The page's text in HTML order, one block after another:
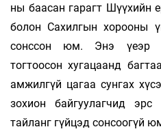
ны баасан гарагт Шүүхийн
болон Сахилгын хорооны
сонссон юм. Энэ үеэр
тогтоосон хугацаанд
амжилгүй цагаа сунгах
зохион байгуулагчид эрс
тайланг гүйцэд сонсоогүй